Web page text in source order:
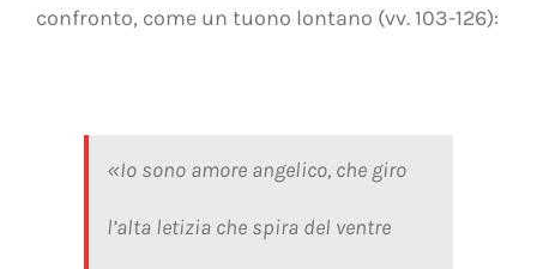
confronto, come un tuono lontano (vv. 103-126):
«Io sono amore angelico, che giro
l’alta letizia che spira del ventre